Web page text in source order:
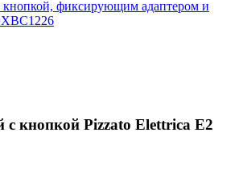
кнопкой Pizzato Elettrica E2